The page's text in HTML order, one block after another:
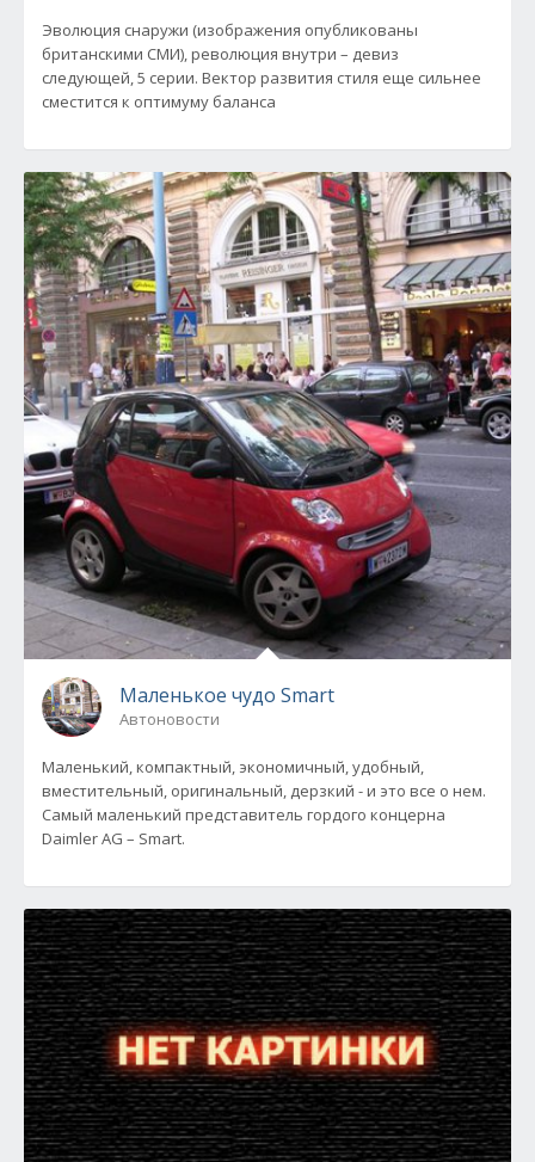
Эволюция снаружи (изображения опубликованы
британскими СМИ), революция внутри – девиз
следующей, 5 серии. Вектор развития стиля еще сильнее
сместится к оптимуму баланса
Маленькое чудо Smart
Автоновости
Маленький, компактный, экономичный, удобный,
вместительный, оригинальный, дерзкий - и это все о нем.
Самый маленький представитель гордого концерна
Daimler AG – Smart.